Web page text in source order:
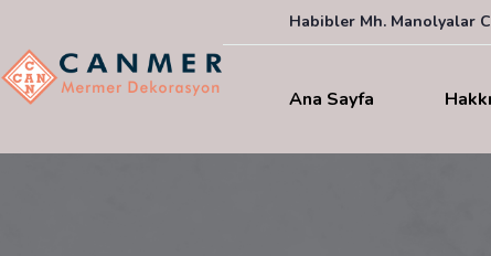
Habibler Mh. Manolyalar
Ana Sayfa